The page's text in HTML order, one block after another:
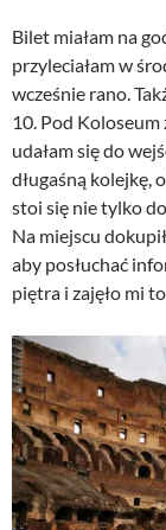
Bilet miałam na
przyleciałam w
wcześnie rano.
10. Pod
udałam się do
długaśną kolejkę,
stoi się nie tylko
Na miejscu
aby posłuchać
piętra i zajęło mi